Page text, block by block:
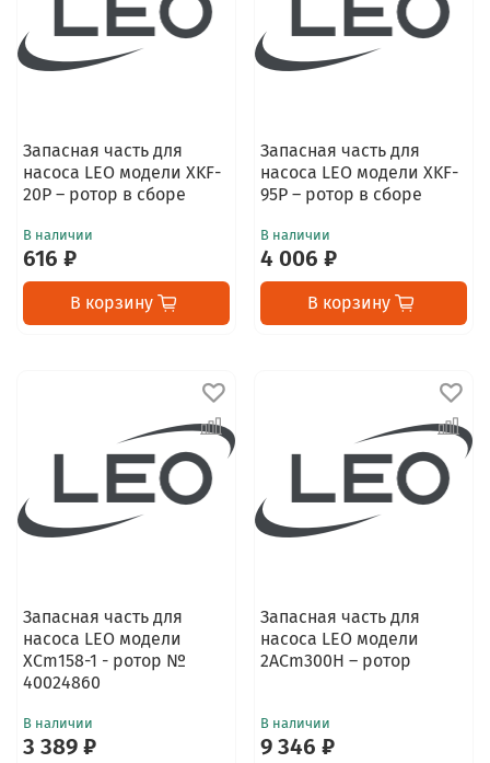
Запасная часть для
насоса LEO модели XKF-
20P – ротор в сборе
В наличии
616 ₽
В корзину
Запасная часть для
насоса LEO модели XKF-
95P – ротор в сборе
В наличии
4 006 ₽
В корзину
Запасная часть для
насоса LEO модели
XCm158-1 - ротор №
40024860
В наличии
3 389 ₽
Запасная часть для
насоса LEO модели
2ACm300H – ротор
В наличии
9 346 ₽